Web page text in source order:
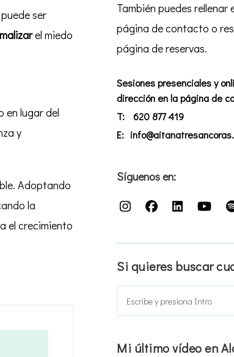
ser
el miedo
en lugar del
y
Adoptando
la
el crecimiento
También puedes rellenar
página de contacto o
página de reservas.
Sesiones presenciales y
dirección en la página de
T:
620 877 419
E:
Síguenos en:
Si quieres buscar
Buscar:
Mi último vídeo en